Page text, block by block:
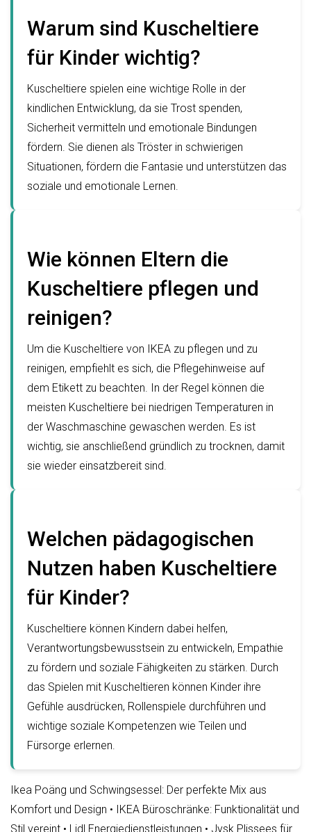
Warum sind Kuscheltiere
für Kinder wichtig?
Kuscheltiere spielen eine wichtige Rolle in der
kindlichen Entwicklung, da sie Trost spenden,
Sicherheit vermitteln und emotionale Bindungen
fördern. Sie dienen als Tröster in schwierigen
Situationen, fördern die Fantasie und unterstützen das
soziale und emotionale Lernen.
Wie können Eltern die
Kuscheltiere pflegen und
reinigen?
Um die Kuscheltiere von IKEA zu pflegen und zu
reinigen, empfiehlt es sich, die Pflegehinweise auf
dem Etikett zu beachten. In der Regel können die
meisten Kuscheltiere bei niedrigen Temperaturen in
der Waschmaschine gewaschen werden. Es ist
wichtig, sie anschließend gründlich zu trocknen, damit
sie wieder einsatzbereit sind.
Welchen pädagogischen
Nutzen haben Kuscheltiere
für Kinder?
Kuscheltiere können Kindern dabei helfen,
Verantwortungsbewusstsein zu entwickeln, Empathie
zu fördern und soziale Fähigkeiten zu stärken. Durch
das Spielen mit Kuscheltieren können Kinder ihre
Gefühle ausdrücken, Rollenspiele durchführen und
wichtige soziale Kompetenzen wie Teilen und
Fürsorge erlernen.
Ikea Poäng und Schwingsessel: Der perfekte Mix aus
Komfort und Design •
IKEA Büroschränke: Funktionalität und
Stil vereint • Lidl Energiedienstleistungen • Jysk Plissees für